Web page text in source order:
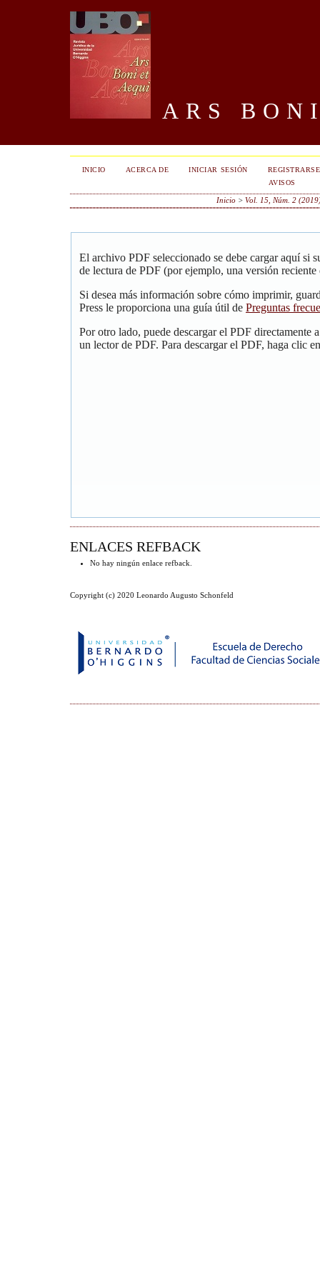
ARS
INICIO ACERCA DE INICIAR SESIÓN
REGISTRARSE
AVISOS
Inicio >Vol. 15, Núm. 2
El archivo PDF seleccionado se debe cargar aquí si
de lectura de PDF (por ejemplo, una versión
Si desea más información sobre cómo imprimir,
Press le proporciona una guía útil de Preguntas
Por otro lado, puede descargar el PDF directamente
un lector de PDF. Para descargar el PDF, haga clic
ENLACES REFBACK
No hay ningún enlace refback.
Copyright (c) 2020 Leonardo Augusto Schonfeld